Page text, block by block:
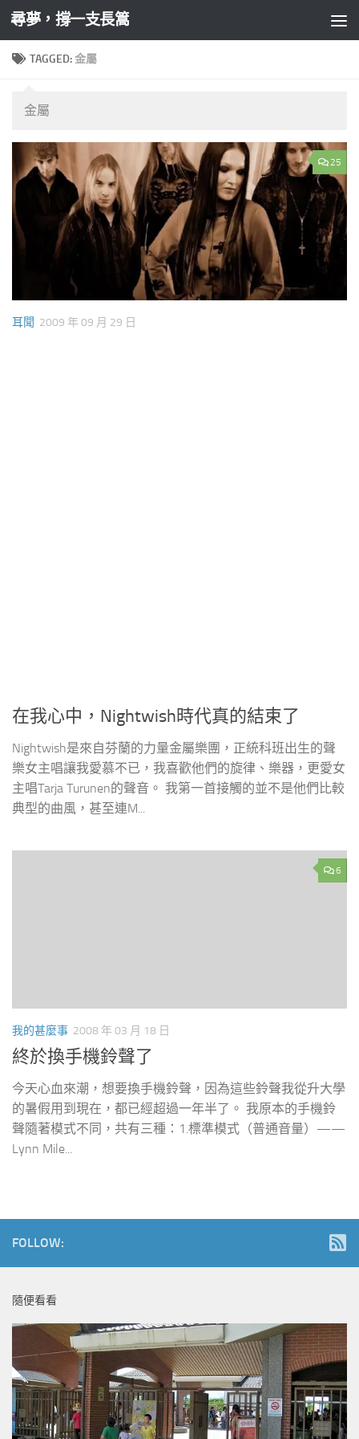
Skip to content
尋夢，撐一支長篙
TAGGED:金屬
金屬
25
耳聞 2009 年 09 月 29 日
在我心中，Nightwish時代真的結束了
Nightwish是來自芬蘭的力量金屬樂團，正統科班出生的聲
樂女主唱讓我愛慕不已，我喜歡他們的旋律、樂器，更愛女
主唱Tarja Turunen的聲音。 我第一首接觸的並不是他們比較
典型的曲風，甚至連M...
6
我的甚麼事 2008 年 03 月 18 日
終於換手機鈴聲了
今天心血來潮，想要換手機鈴聲，因為這些鈴聲我從升大學
的暑假用到現在，都已經超過一年半了。 我原本的手機鈴
聲隨著模式不同，共有三種：1.標準模式（普通音量）——
Lynn Mile...
FOLLOW:
隨便看看